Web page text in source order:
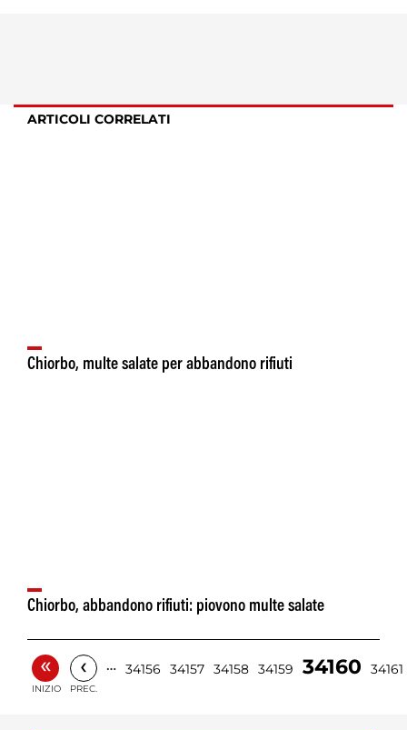
ARTICOLI CORRELATI
Chiorbo, multe salate per abbandono rifiuti
Chiorbo, abbandono rifiuti: piovono multe salate
«
INIZIO
‹
PREC.
… 34156 34157 34158 34159 34160 34161